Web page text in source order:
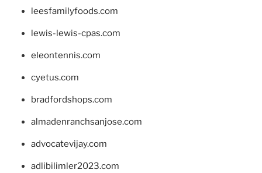
leesfamilyfoods.com
lewis-lewis-cpas.com
eleontennis.com
cyetus.com
bradfordshops.com
almadenranchsanjose.com
advocatevijay.com
adlibilimler2023.com